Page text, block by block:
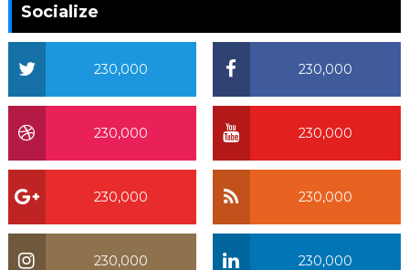
Socialize
230,000
230,000
230,000
230,000
230,000
230,000
230,000
230,000